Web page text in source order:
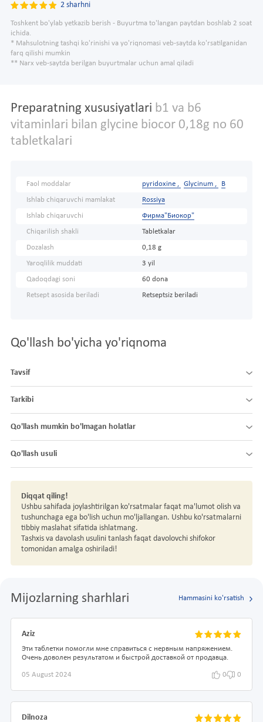
2 sharhni
Toshkent bo'ylab yetkazib berish - Buyurtma to'langan paytdan boshlab 2 soat
ichida.
* Mahsulotning tashqi ko'rinishi va yo'riqnomasi veb-saytda ko'rsatilganidan
farq qilishi mumkin
** Narx veb-saytda berilgan buyurtmalar uchun amal qiladi
Preparatning xususiyatlari b1 va b6
vitaminlari bilan glycine biocor 0,18g no 60
tabletkalari
Faol moddalar pyridoxine , Glycinum , B
Ishlab chiqaruvchi mamlakat Rossiya
Ishlab chiqaruvchi Фирма"Биокор"
Chiqarilish shakli Tabletkalar
Dozalash 0,18 g
Yaroqlilik muddati 3 yil
Qadoqdagi soni 60 dona
Retsept asosida beriladi Retseptsiz beriladi
Qo'llash bo'yicha yo'riqnoma
Tavsif
Tarkibi
Qo'llash mumkin bo'lmagan holatlar
Qo'llash usuli
Diqqat qiling!
Ushbu sahifada joylashtirilgan ko'rsatmalar faqat ma'lumot olish va
tushunchaga ega bo'lish uchun mo'ljallangan. Ushbu ko'rsatmalarni
tibbiy maslahat sifatida ishlatmang.
Tashxis va davolash usulini tanlash faqat davolovchi shifokor
tomonidan amalga oshiriladi!
Mijozlarning sharhlari Hammasini ko'rsatish
Aziz
Эти таблетки помогли мне справиться с нервным напряжением.
Очень доволен результатом и быстрой доставкой от продавца.
05 August 2024 0 0
Dilnoza